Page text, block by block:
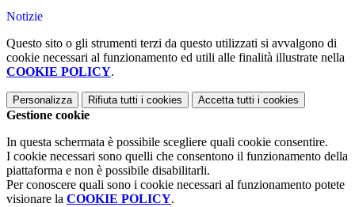
Notizie
Questo sito o gli strumenti terzi da questo utilizzati si avvalgono di
cookie necessari al funzionamento ed utili alle finalità illustrate nella
COOKIE POLICY.
Personalizza Rifiuta tutti i cookies Accetta tutti i cookies
Gestione cookie
In questa schermata è possibile scegliere quali cookie consentire.
I cookie necessari sono quelli che consentono il funzionamento della
piattaforma e non è possibile disabilitarli.
Per conoscere quali sono i cookie necessari al funzionamento potete
visionare la COOKIE POLICY.